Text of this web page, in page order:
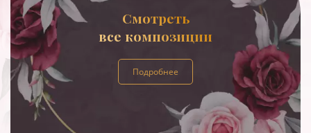
Смотреть
все композиции
Подробнее